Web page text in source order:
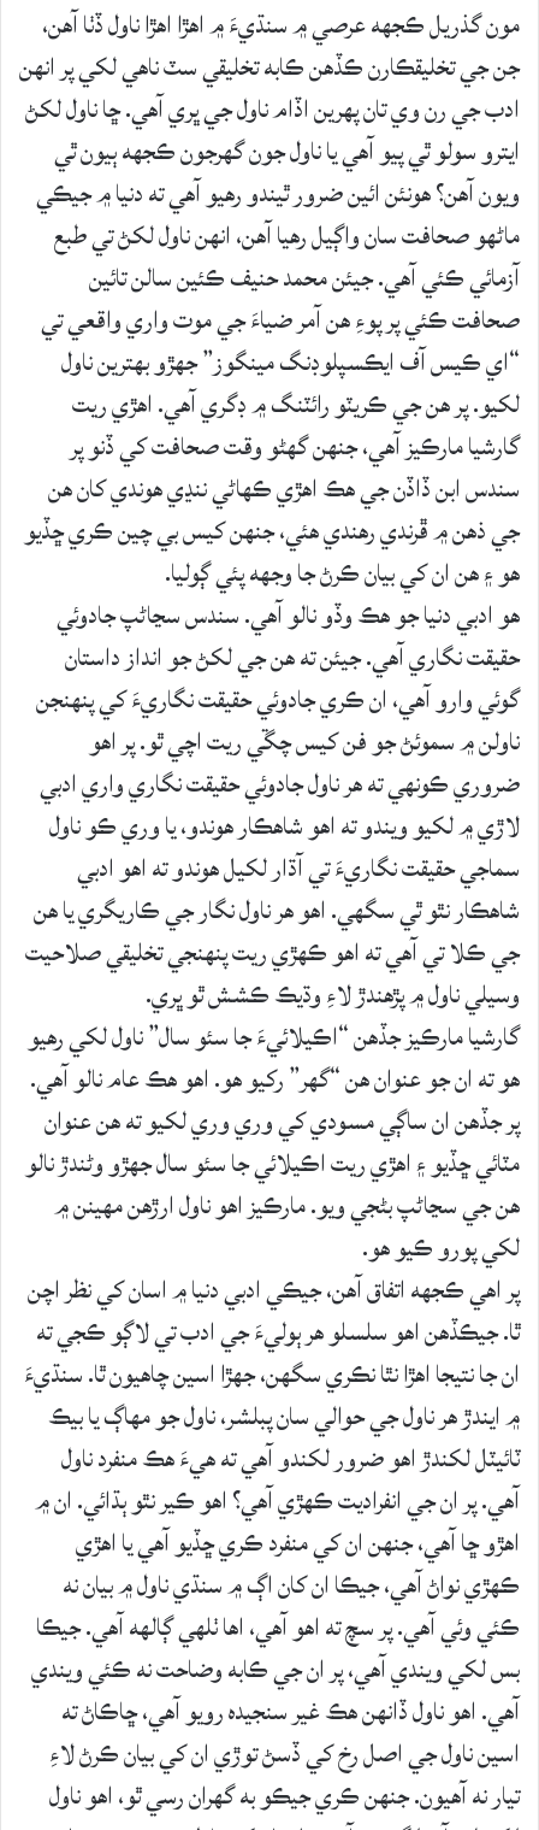
مون گذريل ڪجهه عرصي ۾ سنڌيءَ ۾ اهڙا اهڙا ناول ڏٺا آهن،
جن جي تخليقڪارن ڪڏهن ڪابه تخليقي سٽ ناهي لکي پر انهن
ادب جي رن وي تان پهرين اڏام ناول جي ڀري آهي. ڇا ناول لکڻ
ايترو سولو ٿي پيو آهي يا ناول جون گهرجون ڪجهه ٻيون ٿي
ويون آهن؟ هونئن ائين ضرور ٿيندو رهيو آهي ته دنيا ۾ جيڪي
ماڻهو صحافت سان واڳيل رهيا آهن، انهن ناول لکڻ تي طبع
آزمائي ڪئي آهي. جيئن محمد حنيف ڪئين سالن تائين
صحافت ڪئي پر پوءِ هن آمر ضياءَ جي موت واري واقعي تي
“اي ڪيس آف ايڪسپلوڊنگ مينگوز” جهڙو بهترين ناول
لکيو. پر هن جي ڪريٽو رائٽنگ ۾ ڊگري آهي. اهڙي ريت
گارشيا مارڪيز آهي، جنهن گهڻو وقت صحافت کي ڏنو پر
سندس ابن ڏاڏن جي هڪ اهڙي ڪهاڻي ننڍي هوندي کان هن
جي ذهن ۾ ڦرندي رهندي هئي، جنهن کيس بي چين ڪري ڇڏيو
هو ۽ هن ان کي بيان ڪرڻ جا وجهه پئي ڳوليا.
هو ادبي دنيا جو هڪ وڏو نالو آهي. سندس سڃاڻپ جادوئي
حقيقت نگاري آهي. جيئن ته هن جي لکڻ جو انداز داستان
گوئي وارو آهي، ان ڪري جادوئي حقيقت نگاريءَ کي پنهنجن
ناولن ۾ سموئڻ جو فن کيس چڱي ريت اچي ٿو. پر اهو
ضروري ڪونهي ته هر ناول جادوئي حقيقت نگاري واري ادبي
لاڙي ۾ لکيو ويندو ته اهو شاهڪار هوندو، يا وري ڪو ناول
سماجي حقيقت نگاريءَ تي آڌار لکيل هوندو ته اهو ادبي
شاهڪار نٿو ٿي سگهي. اهو هر ناول نگار جي ڪاريگري يا هن
جي ڪلا تي آهي ته اهو ڪهڙي ريت پنهنجي تخليقي صلاحيت
وسيلي ناول ۾ پڙهندڙ لاءِ وڌيڪ ڪشش ٿو ڀري.
گارشيا مارڪيز جڏهن “اڪيلائيءَ جا سئو سال” ناول لکي رهيو
هو ته ان جو عنوان هن “گهر” رکيو هو. اهو هڪ عام نالو آهي.
پر جڏهن ان ساڳي مسودي کي وري وري لکيو ته هن عنوان
مٽائي ڇڏيو ۽ اهڙي ريت اڪيلائي جا سئو سال جهڙو وڻندڙ نالو
هن جي سڃاڻپ بڻجي ويو. مارڪيز اهو ناول ارڙهن مهينن ۾
لکي پورو ڪيو هو.
پر اهي ڪجهه اتفاق آهن، جيڪي ادبي دنيا ۾ اسان کي نظر اچن
ٿا. جيڪڏهن اهو سلسلو هر ٻوليءَ جي ادب تي لاڳو ڪجي ته
ان جا نتيجا اهڙا نٿا نڪري سگهن، جهڙا اسين چاهيون ٿا. سنڌيءَ
۾ ايندڙ هر ناول جي حوالي سان پبلشر، ناول جو مهاڳ يا بيڪ
ٽائيٽل لکندڙ اهو ضرور لکندو آهي ته هيءَ هڪ منفرد ناول
آهي. پر ان جي انفراديت ڪهڙي آهي؟ اهو ڪير نٿو ٻڌائي. ان ۾
اهڙو ڇا آهي، جنهن ان کي منفرد ڪري ڇڏيو آهي يا اهڙي
ڪهڙي نواڻ آهي، جيڪا ان کان اڳ ۾ سنڌي ناول ۾ بيان نه
ڪئي وئي آهي. پر سچ ته اهو آهي، اها ٺلهي ڳالهه آهي. جيڪا
بس لکي ويندي آهي، پر ان جي ڪابه وضاحت نه ڪئي ويندي
آهي. اهو ناول ڏانهن هڪ غير سنجيده رويو آهي، ڇاڪاڻ ته
اسين ناول جي اصل رخ کي ڏسڻ توڙي ان کي بيان ڪرڻ لاءِ
تيار نه آهيون. جنهن ڪري جيڪو به گهران رسي ٿو، اهو ناول